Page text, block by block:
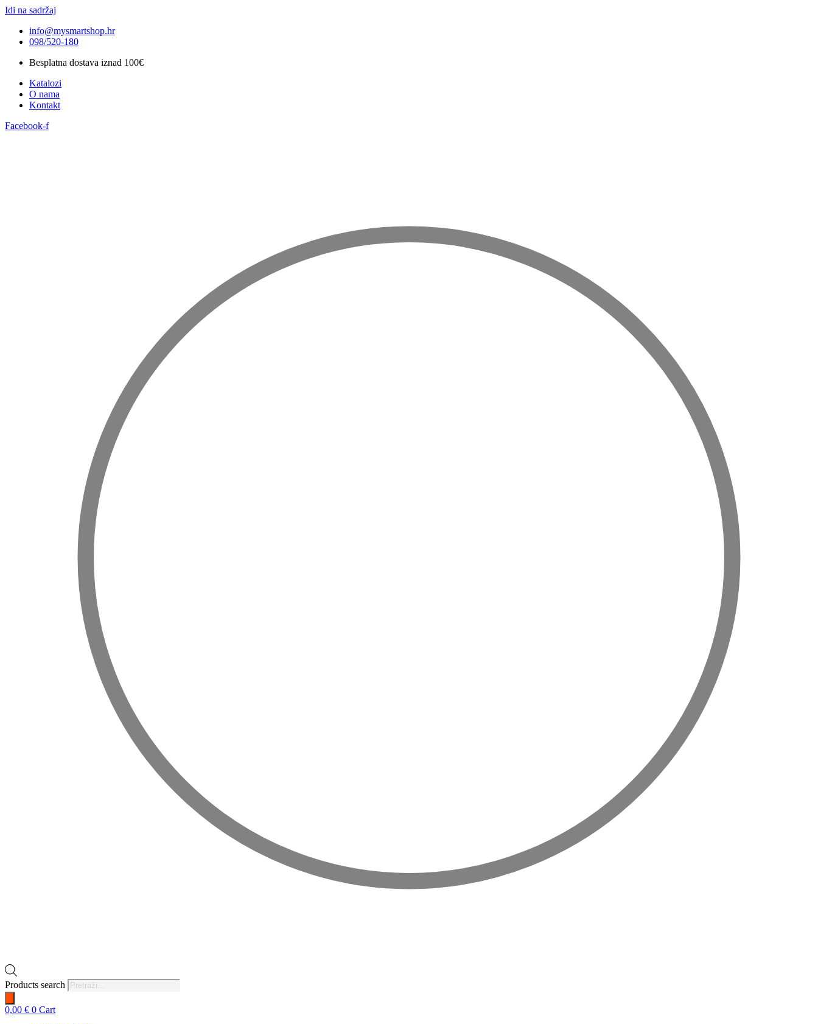
Idi na sadržaj
info@mysmartshop.hr
098/520-180
Besplatna dostava iznad 100€
Katalozi
O nama
Kontakt
Facebook-f
Products search
0,00 € 0 Cart